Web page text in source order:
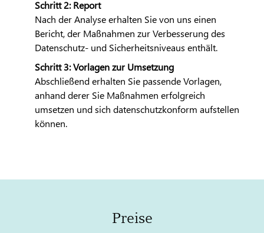
Schritt 2: Report
Nach der Analyse erhalten Sie von uns einen
Bericht, der Maßnahmen zur Verbesserung des
Datenschutz- und Sicherheitsniveaus enthält.
Schritt 3: Vorlagen zur Umsetzung
Abschließend erhalten Sie passende Vorlagen,
anhand derer Sie Maßnahmen erfolgreich
umsetzen und sich datenschutzkonform aufstellen
können.
Preise